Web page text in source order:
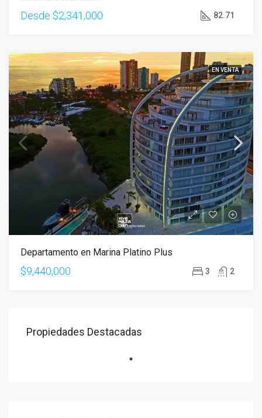
Desde $2,341,000 82.71
EN VENTA
Departamento en Marina Platino Plus
$9,440,000 3 2
Propiedades Destacadas